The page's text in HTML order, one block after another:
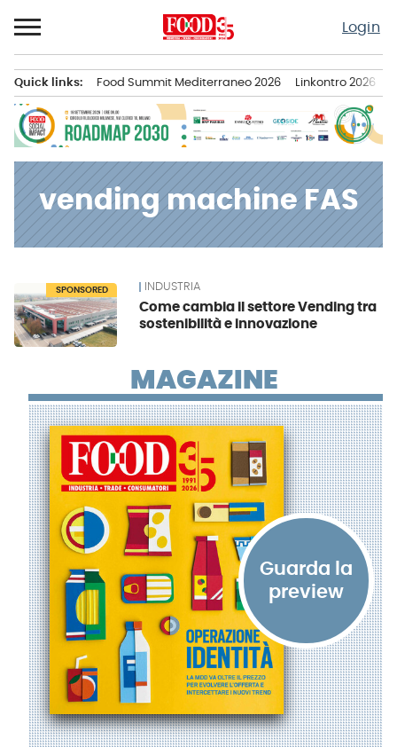
al
contenuto
Login
principale
Quick links: Food Summit Mediterraneo 2026 Linkontro 2026
vending machine FAS
News SPONSORED INDUSTRIA
Come cambia il settore Vending tra
sostenibilità e innovazione
MAGAZINE